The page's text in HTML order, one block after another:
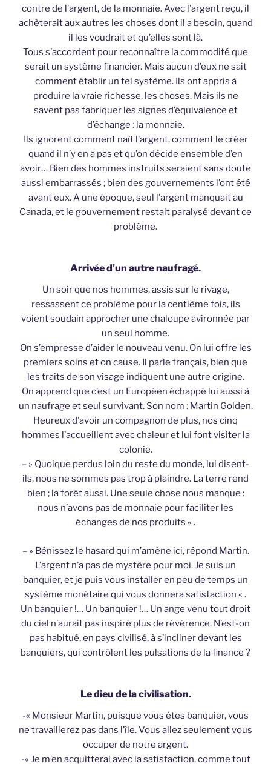
contre de l’argent, de la monnaie. Avec l’argent reçu, il
achèterait aux autres les choses dont il a besoin, quand
il les voudrait et qu’elles sont là.
Tous s’accordent pour reconnaître la commodité que
serait un système financier. Mais aucun d’eux ne sait
comment établir un tel système. Ils ont appris à
produire la vraie richesse, les choses. Mais ils ne
savent pas fabriquer les signes d’équivalence et
d’échange : la monnaie.
Ils ignorent comment naît l’argent, comment le créer
quand il n’y en a pas et qu’on décide ensemble d’en
avoir… Bien des hommes instruits seraient sans doute
aussi embarrassés ; bien des gouvernements l’ont été
avant eux. A une époque, seul l’argent manquait au
Canada, et le gouvernement restait paralysé devant ce
problème.
Arrivée d’un autre naufragé.
Un soir que nos hommes, assis sur le rivage,
ressassent ce problème pour la centième fois, ils
voient soudain approcher une chaloupe avironnée par
un seul homme.
On s’empresse d’aider le nouveau venu. On lui offre les
premiers soins et on cause. Il parle français, bien que
les traits de son visage indiquent une autre origine.
On apprend que c’est un Européen échappé lui aussi à
un naufrage et seul survivant. Son nom : Martin Golden.
Heureux d’avoir un compagnon de plus, nos cinq
hommes l’accueillent avec chaleur et lui font visiter la
colonie.
– » Quoique perdus loin du reste du monde, lui disent-
ils, nous ne sommes pas trop à plaindre. La terre rend
bien ; la forêt aussi. Une seule chose nous manque :
nous n’avons pas de monnaie pour faciliter les
échanges de nos produits « .
– » Bénissez le hasard qui m’amène ici, répond Martin.
L’argent n’a pas de mystère pour moi. Je suis un
banquier, et je puis vous installer en peu de temps un
système monétaire qui vous donnera satisfaction « .
Un banquier !… Un banquier !… Un ange venu tout droit
du ciel n’aurait pas inspiré plus de révérence. N’est-on
pas habitué, en pays civilisé, à s’incliner devant les
banquiers, qui contrôlent les pulsations de la finance ?
Le dieu de la civilisation.
-« Monsieur Martin, puisque vous êtes banquier, vous
ne travaillerez pas dans l’île. Vous allez seulement vous
occuper de notre argent.
-« Je m’en acquitterai avec la satisfaction, comme tout